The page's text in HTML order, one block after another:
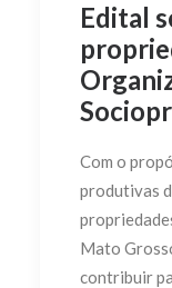
Edital
Com o
produtivas
Mato
contribuir